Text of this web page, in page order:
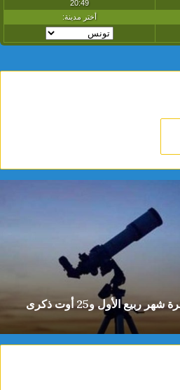
مدينة العلوم: فلكيًا 14 أوت غرة شهر ربيع الأول و25 أوت ذكرى